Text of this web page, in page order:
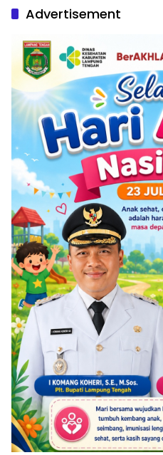
Advertisement